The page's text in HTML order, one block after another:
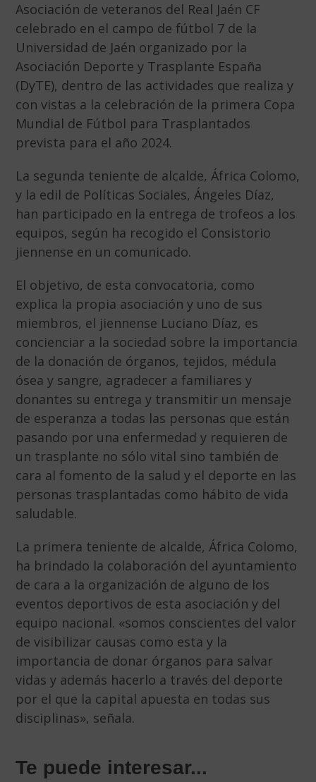
Asociación de veteranos del Real Jaén CF
celebrado en el campo de fútbol 7 de la
Universidad de Jaén organizado por la
Asociación Deporte y Trasplante España
(DyTE), dentro de las actividades que realiza y
con vistas a la celebración de la primera Copa
Mundial de Fútbol para Trasplantados
prevista para el año 2024.
La segunda teniente de alcalde, África Colomo,
y la edil de Políticas Sociales, Ángeles Díaz,
han participado en la entrega de trofeos a los
equipos, según ha recogido el Consistorio
jiennense en un comunicado.
El objetivo, de esta convocatoria, como
explica la propia asociación y uno de sus
miembros, el jiennense Luciano Díaz, es
concienciar a la sociedad sobre la importancia
de la donación de órganos, tejidos, médula
ósea y sangre, agradecer a familiares y
donantes su entrega y transmitir un mensaje
de esperanza a todas las personas que están
pasando por una enfermedad y requieren de
un trasplante no sólo vital sino también de
cara al fomento de la salud y el deporte en las
personas trasplantadas como hábito de vida
saludable.
La primera teniente de alcalde, África Colomo,
ha brindado la colaboración del ayuntamiento
de cara a la organización de alguno de los
eventos deportivos de esta asociación y del
equipo nacional. «somos conscientes del valor
de visibilizar causas como esta y la
importancia de donar órganos para salvar
vidas y además hacerlo a través del deporte
por el que la capital apuesta en todas sus
disciplinas», señala.
Te puede interesar...